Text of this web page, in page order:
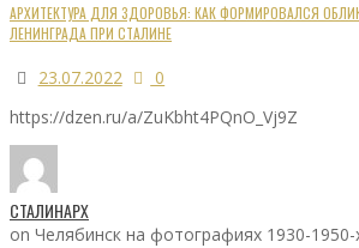
АРХИТЕКТУРА ДЛЯ ЗДОРОВЬЯ: КАК ФОРМИРОВАЛСЯ
ЛЕНИНГРАДА ПРИ СТАЛИНЕ
23.07.2022
0
https://dzen.ru/a/ZuKbht4PQnO_Vj9Z
СТАЛИНАРХ
on Челябинск на фотографиях 1930-1950-